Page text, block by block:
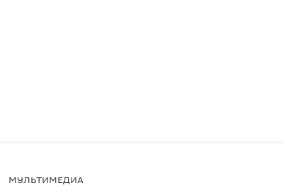
МУЛЬТИМЕДИА